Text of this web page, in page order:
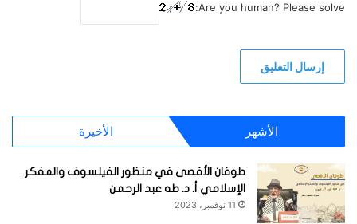
Are you human? Please solve:
الأشهر الأخيرة
طوفان الأقصى في منظور الفيلسوف والمفكر
الإسلامي أ. د. طه عبد الرحمن
11 نوفمبر، 2023